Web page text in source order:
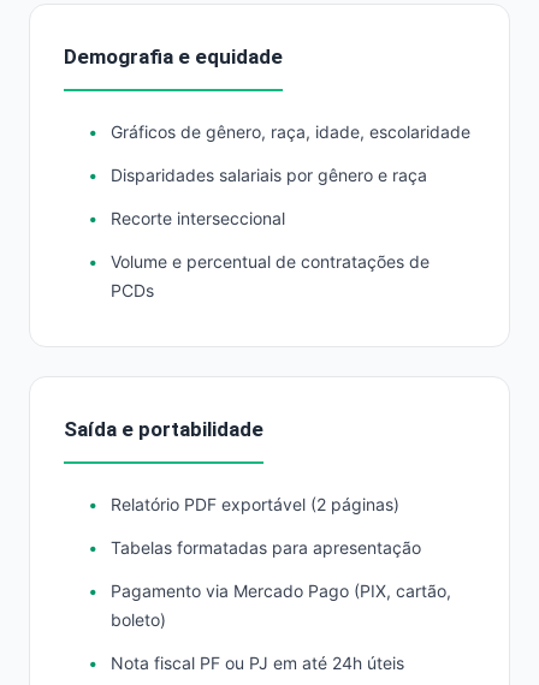
Demografia e equidade
Gráficos de gênero, raça, idade, escolaridade
Disparidades salariais por gênero e raça
Recorte interseccional
Volume e percentual de contratações de
PCDs
Saída e portabilidade
Relatório PDF exportável (2 páginas)
Tabelas formatadas para apresentação
Pagamento via Mercado Pago (PIX, cartão,
boleto)
Nota fiscal PF ou PJ em até 24h úteis